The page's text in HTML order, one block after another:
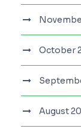
October
August